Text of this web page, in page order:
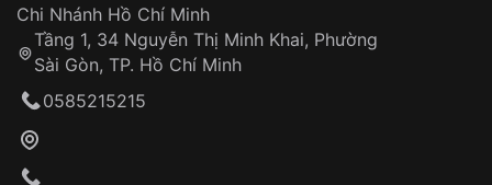
Khách hàng kiểm tra và thanh toán trực tiếp
Đồng hành cùng khách hàng trong suốt quá
trình sử dụng
Chi Nhánh Hồ Chí Minh
Tầng 1, 34 Nguyễn Thị Minh Khai, Phường
Sài Gòn, TP. Hồ Chí Minh
0585215215